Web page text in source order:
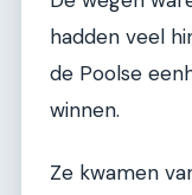
hadden veel
de Poolse
winnen.
Ze kwamen